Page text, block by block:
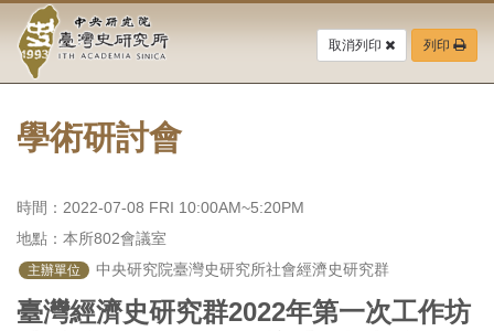
要
中
央
研
究
院-
臺
灣
取消列印 列印
學術研討會
時間：2022-07-08 FRI 10:00AM~5:20PM
地點：本所802會議室
主辦單位 中央研究院臺灣史研究所社會經濟史研究群
臺灣經濟史研究群2022年第一次工作坊